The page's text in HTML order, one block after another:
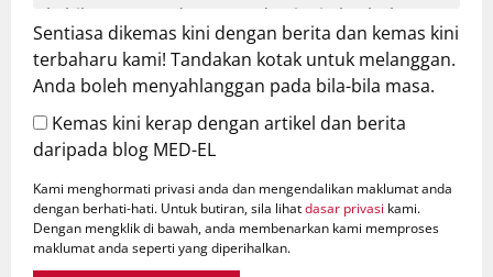
Sentiasa dikemas kini dengan berita dan kemas kini
terbaharu kami! Tandakan kotak untuk melanggan.
Anda boleh menyahlanggan pada bila-bila masa.
Kemas kini kerap dengan artikel dan berita
daripada blog MED-EL
Kami menghormati privasi anda dan mengendalikan maklumat anda
dengan berhati-hati. Untuk butiran, sila lihatdasar privasi kami.
Dengan mengklik di bawah, anda membenarkan kami memproses
maklumat anda seperti yang diperihalkan.